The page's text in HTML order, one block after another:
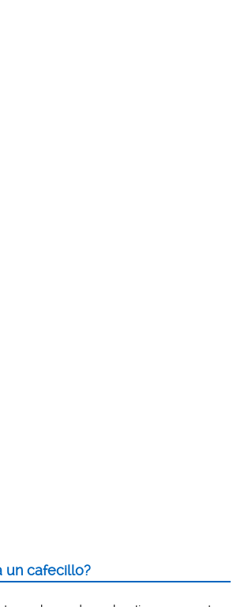
un cafecillo?